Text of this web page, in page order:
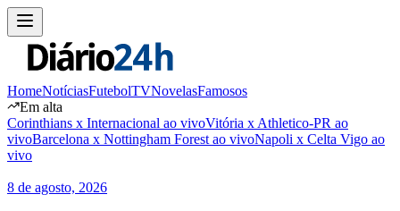
HomeNotíciasFutebolTVNovelasFamosos
Em alta
Corinthians x Internacional ao vivoVitória x Athletico-PR ao
vivoBarcelona x Nottingham Forest ao vivoNapoli x Celta Vigo ao
vivo
8 de agosto, 2026